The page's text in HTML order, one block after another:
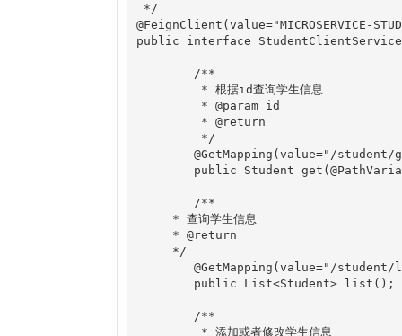
*/
@FeignClient(value="MICROSERVICE-
public interface
* 查询学生信息
* @return
*/